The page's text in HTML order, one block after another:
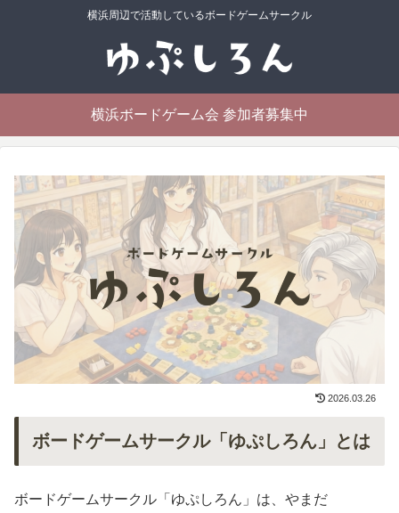
横浜周辺で活動しているボードゲームサークル
横浜ボードゲーム会 参加者募集中
2026.03.26
ボードゲームサークル「ゆぷしろん」とは
ボードゲームサークル「ゆぷしろん」は、やまだ